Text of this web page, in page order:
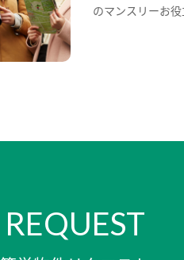
のマンスリーお役
REQUEST